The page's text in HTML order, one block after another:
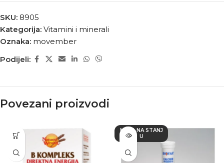
SKU: 8905
Kategorija: Vitamini i minerali
Oznaka: movember
Podijeli:
Povezani proizvodi
NEMA NA STANJ
U